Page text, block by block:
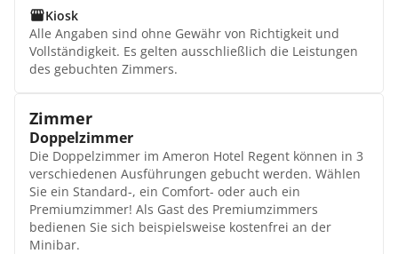
Kiosk
Alle Angaben sind ohne Gewähr von Richtigkeit und
Vollständigkeit. Es gelten ausschließlich die Leistungen
des gebuchten Zimmers.
Zimmer
Doppelzimmer
Die Doppelzimmer im Ameron Hotel Regent können in 3
verschiedenen Ausführungen gebucht werden. Wählen
Sie ein Standard-, ein Comfort- oder auch ein
Premiumzimmer! Als Gast des Premiumzimmers
bedienen Sie sich beispielsweise kostenfrei an der
Minibar.